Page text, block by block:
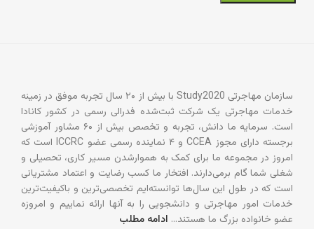
سازمان مهاجرتی Study2020 با بیش از ۲۰ سال تجربه موفق در زمینه
خدمات مهاجرتی یک شرکت ثبت‌شده فدرالی رسمی در کشور کانادا
است. سرمایه ما دانش، تجربه و تخصص بیش از ۶۰ مشاور آموزشی
برجسته دارای مجوز CCEA و ۴ نماینده رسمی عضو ICCRC است که
امروز در مجموعه ما برای کمک به هموارشدن مسیر کاری، تحصیلی و
شغلی شما گام برمی‌دارند. افتخار ما کسب رضایت و اعتماد مشتریانی
است که در طول این سال‌ها توانسته‌ایم تخصصی‌ترین و باکیفیت‌ترین
خدمات امور مهاجرتی و دانشجویی را به آنها ارائه نماییم و امروزه
عضو خانواده بزرگ ما هستند… ادامه مطلب